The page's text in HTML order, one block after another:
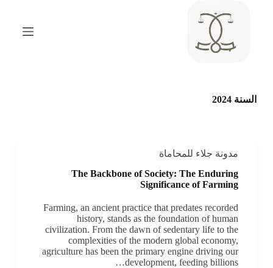
السنة
مدونة جلاء للمحاماة
The Backbone of Society: The Enduring
Significance of Farming
Farming, an ancient practice that predates recorded
history, stands as the foundation of human
civilization. From the dawn of sedentary life to the
complexities of the modern global economy,
agriculture has been the primary engine driving our
development, feeding billions…